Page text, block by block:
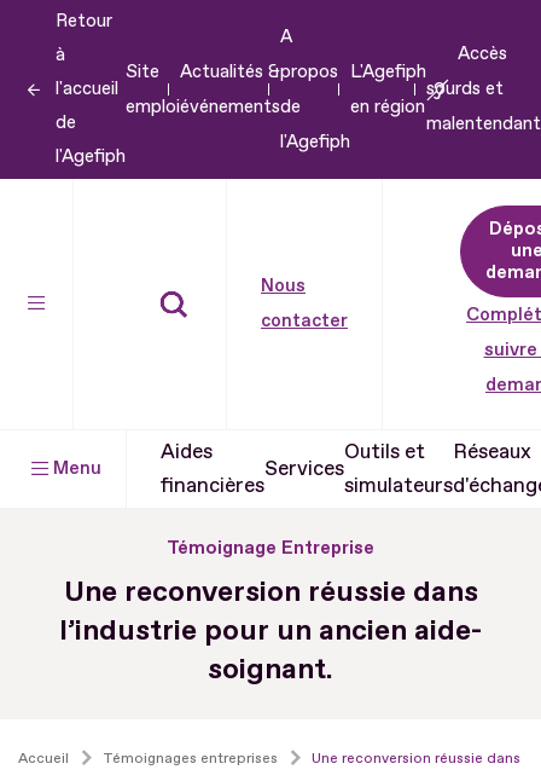
contenu
Retour
à
l'accueil
de
l'Agefiph
Site
emploi
Actualités &
événements
A
propos
de
l'Agefiph
L'Agefiph
en région
Accès
sourds et
Nous
contacter
suivre
Menu
Aides
financières
Services
Outils et
simulateurs
Réseaux
Témoignage Entreprise
Une reconversion réussie dans
l’industrie pour un ancien aide-
soignant.
Accueil Témoignages entreprises
Une reconversion réussie dans